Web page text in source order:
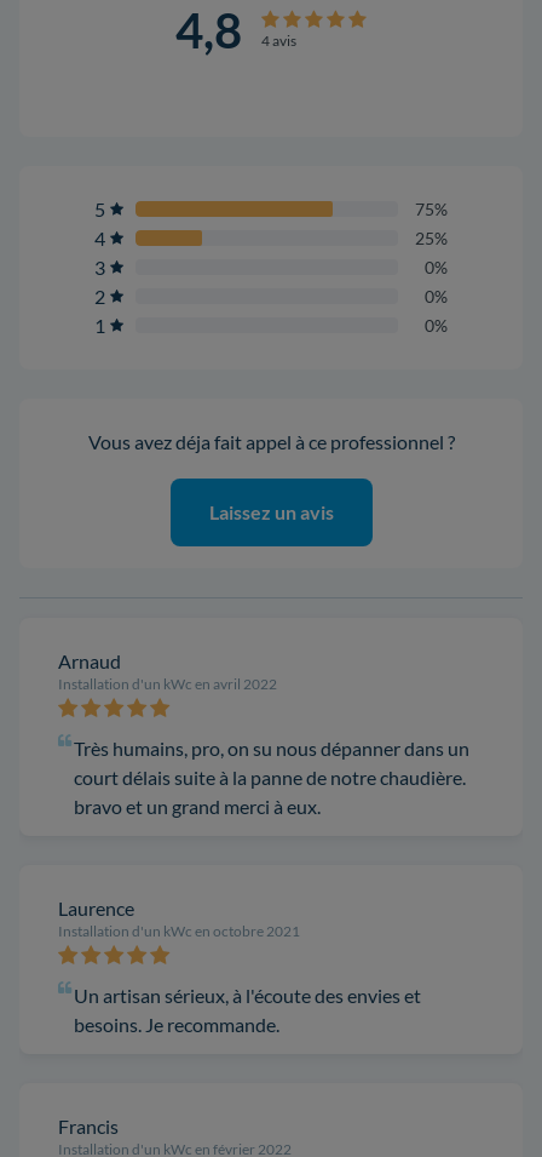
4,8 4 avis
5 75%
4 25%
3 0%
2 0%
1 0%
Vous avez déja fait appel à ce professionnel ?
Laissez un avis
Arnaud
Installation d'un kWc en avril 2022
Très humains, pro, on su nous dépanner dans un
court délais suite à la panne de notre chaudière.
bravo et un grand merci à eux.
Laurence
Installation d'un kWc en octobre 2021
Un artisan sérieux, à l'écoute des envies et
besoins. Je recommande.
Francis
Installation d'un kWc en février 2022